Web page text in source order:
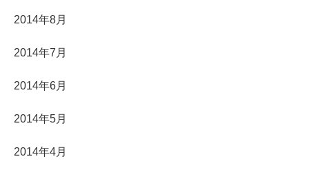
2014年8月
2014年7月
2014年6月
2014年5月
2014年4月